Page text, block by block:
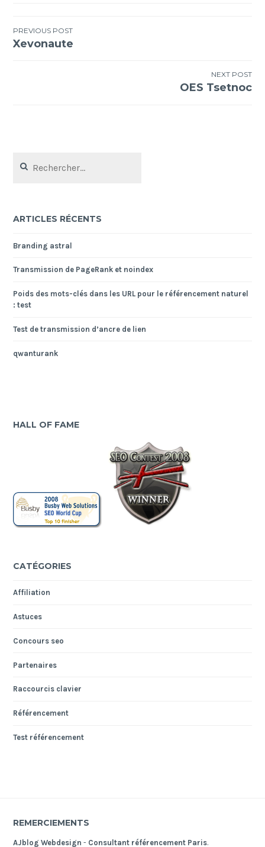
Navigation
PREVIOUS POST
Xevonaute
NEXT POST
OES Tsetnoc
ARTICLES RÉCENTS
Branding astral
Transmission de PageRank et noindex
Poids des mots-clés dans les URL pour le référencement naturel
: test
Test de transmission d’ancre de lien
qwanturank
HALL OF FAME
CATÉGORIES
Affiliation
Astuces
Concours seo
Partenaires
Raccourcis clavier
Référencement
Test référencement
REMERCIEMENTS
AJblog Webdesign - Consultant référencement Paris.